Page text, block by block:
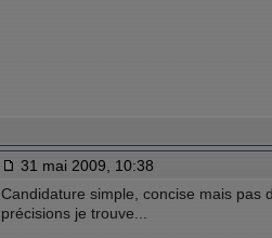
31 mai 2009, 10:38
Candidature simple, concise mais pas
précisions je trouve...